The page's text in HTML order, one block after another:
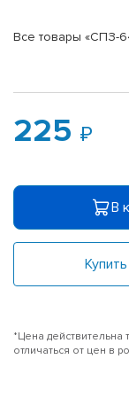
Все товары «СПЗ-
225
В
*Цена действительна
отличаться от цен в